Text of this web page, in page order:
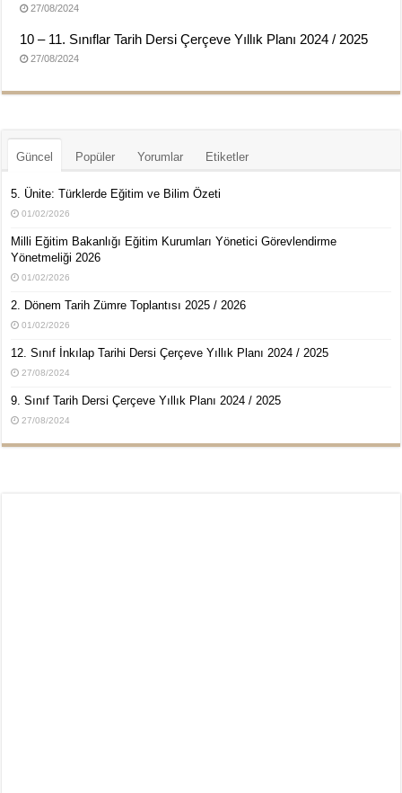
27/08/2024
10 – 11. Sınıflar Tarih Dersi Çerçeve Yıllık Planı 2024 / 2025
27/08/2024
Güncel Popüler Yorumlar Etiketler
5. Ünite: Türklerde Eğitim ve Bilim Özeti
01/02/2026
Milli Eğitim Bakanlığı Eğitim Kurumları Yönetici Görevlendirme
Yönetmeliği 2026
01/02/2026
2. Dönem Tarih Zümre Toplantısı 2025 / 2026
01/02/2026
12. Sınıf İnkılap Tarihi Dersi Çerçeve Yıllık Planı 2024 / 2025
27/08/2024
9. Sınıf Tarih Dersi Çerçeve Yıllık Planı 2024 / 2025
27/08/2024